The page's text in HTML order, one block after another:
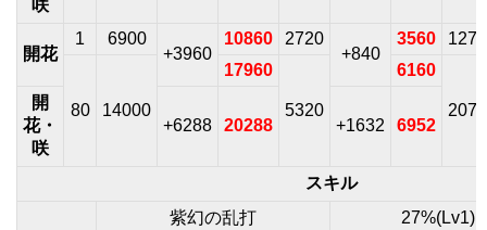
咲
開花
1
6900
+3960
10860
2720
+840
3560 1270
80 14000
17960
5320
6160
2070
開
花・
咲
+6288 20288 +1632 6952
スキル
紫幻の乱打
27%(Lv1)